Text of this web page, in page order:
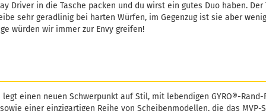
Driver in die Tasche packen und du wirst ein gutes Duo haben.
sehr geradlinig bei harten Würfen, im Gegenzug ist sie aber
würden wir immer zur Envy greifen!
legt einen neuen Schwerpunkt auf Stil, mit lebendigen GYRO®-
einer einzigartigen Reihe von Scheibenmodellen, die das MVP-